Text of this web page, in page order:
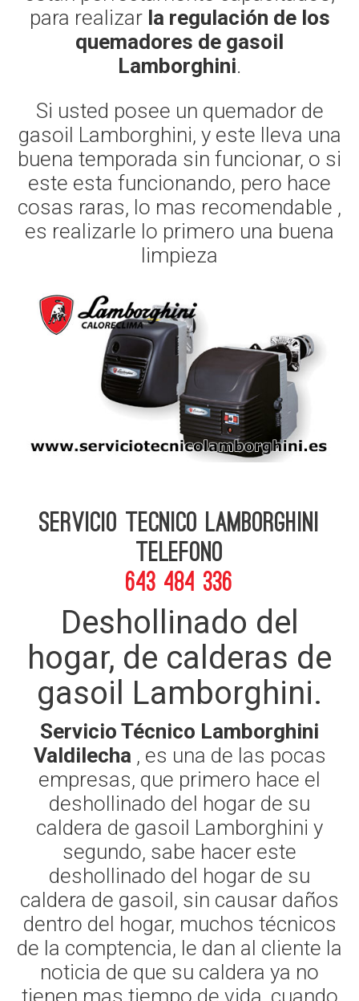
para realizar la regulación de los
quemadores de gasoil
Lamborghini.
Si usted posee un quemador de
gasoil Lamborghini, y este lleva una
buena temporada sin funcionar, o si
este esta funcionando, pero hace
cosas raras, lo mas recomendable ,
es realizarle lo primero una buena
limpieza
Servicio Tecnico Lamborghini
telefono
643 484 336
Deshollinado del
hogar, de calderas de
gasoil Lamborghini.
Servicio Técnico Lamborghini
Valdilecha , es una de las pocas
empresas, que primero hace el
deshollinado del hogar de su
caldera de gasoil Lamborghini y
segundo, sabe hacer este
deshollinado del hogar de su
caldera de gasoil, sin causar daños
dentro del hogar, muchos técnicos
de la comptencia, le dan al cliente la
noticia de que su caldera ya no